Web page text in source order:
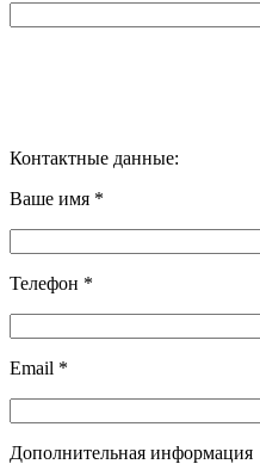
Контактные данные:
Ваше имя *
Телефон *
Email *
Дополнительная информация